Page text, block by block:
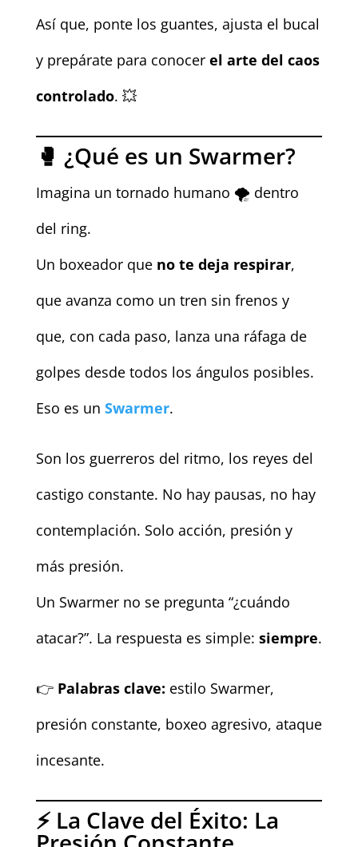
Así que, ponte los guantes, ajusta el bucal
y prepárate para conocer el arte del caos
controlado. 💥
🥊 ¿Qué es un Swarmer?
Imagina un tornado humano 🌪️ dentro
del ring.
Un boxeador que no te deja respirar,
que avanza como un tren sin frenos y
que, con cada paso, lanza una ráfaga de
golpes desde todos los ángulos posibles.
Eso es un Swarmer.
Son los guerreros del ritmo, los reyes del
castigo constante. No hay pausas, no hay
contemplación. Solo acción, presión y
más presión.
Un Swarmer no se pregunta “¿cuándo
atacar?”. La respuesta es simple: siempre.
👉 Palabras clave: estilo Swarmer,
presión constante, boxeo agresivo, ataque
incesante.
⚡ La Clave del Éxito: La